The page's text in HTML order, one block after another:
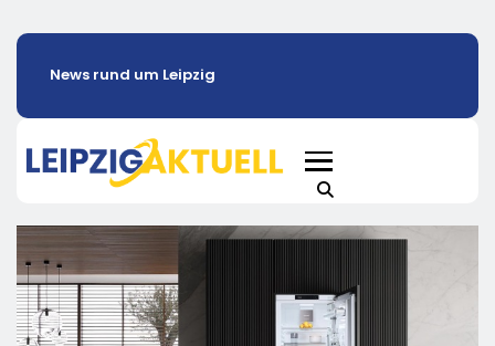
News rund um Leipzig